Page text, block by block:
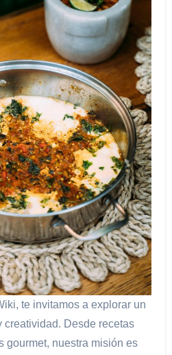
te invitamos a explorar un
creatividad. Desde recetas
gourmet, nuestra misión es